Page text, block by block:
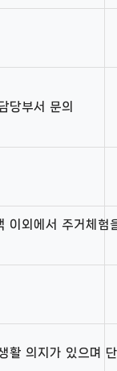
당부서 문의
이외에서 주거체험
활 의지가 있으며